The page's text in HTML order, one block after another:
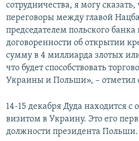
сотрудничества, я могу
переговоры между главой
председателем польского
договоренности об открытии
сумму в 4 миллиарда злотых
что будет способствовать
Украины и Польши», – отметил
14-15 декабря Дуда находится
визитом в Украину. Это его
должности президента Польши.